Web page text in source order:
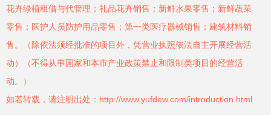
花卉绿植租借与代管理；礼品花卉销售；新鲜水果零售；新鲜蔬菜
零售；医护人员防护用品零售；第一类医疗器械销售；建筑材料销
售。（除依法须经批准的项目外，凭营业执照依法自主开展经营活
动）（不得从事国家和本市产业政策禁止和限制类项目的经营活
动。）
如若转载，请注明出处：http://www.yufdew.com/introduction.html